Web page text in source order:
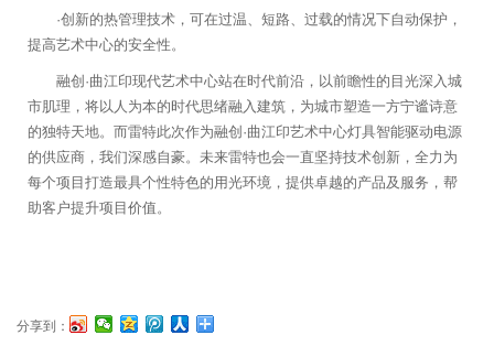
·创新的热管理技术，可在过温、短路、过载的情况下自动保护，
提高艺术中心的安全性。
融创·曲江印现代艺术中心站在时代前沿，以前瞻性的目光深入城
市肌理，将以人为本的时代思绪融入建筑，为城市塑造一方宁谧诗意
的独特天地。而雷特此次作为融创·曲江印艺术中心灯具智能驱动电源
的供应商，我们深感自豪。未来雷特也会一直坚持技术创新，全力为
每个项目打造最具个性特色的用光环境，提供卓越的产品及服务，帮
助客户提升项目价值。
分享到：